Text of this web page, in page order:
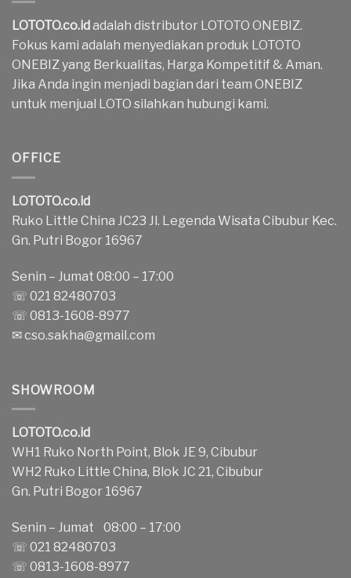
LOTOTO.co.idadalah distributor LOTOTO ONEBIZ.
Fokus kami adalah menyediakan produk LOTOTO
ONEBIZ yang Berkualitas, Harga Kompetitif & Aman.
Jika Anda ingin menjadi bagian dari team ONEBIZ
untuk menjual LOTO silahkan hubungi kami.
OFFICE
LOTOTO.co.id
Ruko Little China JC23 Jl. Legenda Wisata Cibubur Kec.
Gn. Putri Bogor 16967
Senin – Jumat 08:00 – 17:00
☏ 021 82480703
☏ 0813-1608-8977
✉cso.sakha@gmail.com
SHOWROOM
LOTOTO.co.id
WH1 Ruko North Point, Blok JE 9, Cibubur
WH2 Ruko Little China, Blok JC 21, Cibubur
Gn. Putri Bogor 16967
Senin – Jumat 08:00 – 17:00
☏ 021 82480703
☏ 0813-1608-8977